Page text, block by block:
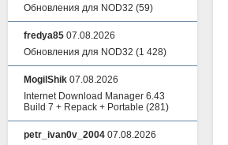
Обновления для NOD32 (59)
fredya85 07.08.2026
Обновления для NOD32 (1 428)
MogilShik 07.08.2026
Internet Download Manager 6.43
Build 7 + Repack + Portable (281)
petr_ivan0v_2004 07.08.2026